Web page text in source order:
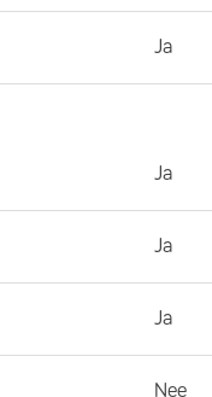
Ja
Ja
Ja
Ja
Nee